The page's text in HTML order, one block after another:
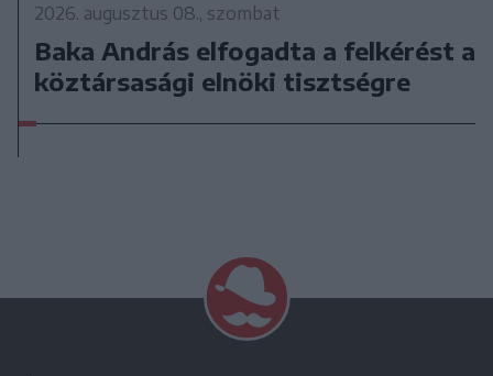
2026. augusztus 08., szombat
Baka András elfogadta a felkérést a
köztársasági elnöki tisztségre